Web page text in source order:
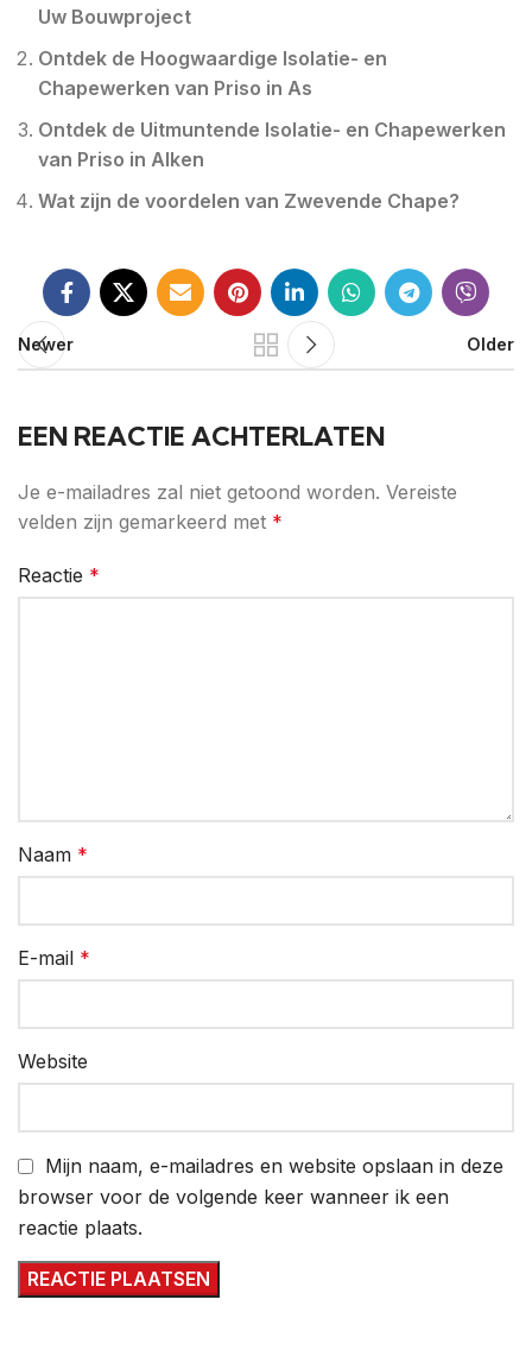
Uw Bouwproject
Ontdek de Hoogwaardige Isolatie- en
Chapewerken van Priso in As
Ontdek de Uitmuntende Isolatie- en Chapewerken
van Priso in Alken
Wat zijn de voordelen van Zwevende Chape?
Newer Older
EEN REACTIE ACHTERLATEN
Je e-mailadres zal niet getoond worden. Vereiste
velden zijn gemarkeerd met *
Reactie *
Naam *
E-mail *
Website
Mijn naam, e-mailadres en website opslaan in deze
browser voor de volgende keer wanneer ik een
reactie plaats.